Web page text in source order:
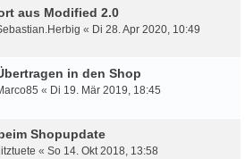
aus Modified 2.0
« Di 28. Apr 2020, 10:49
in den Shop
« Di 19. Mär 2019, 18:45
Shopupdate
« So 14. Okt 2018, 13:58